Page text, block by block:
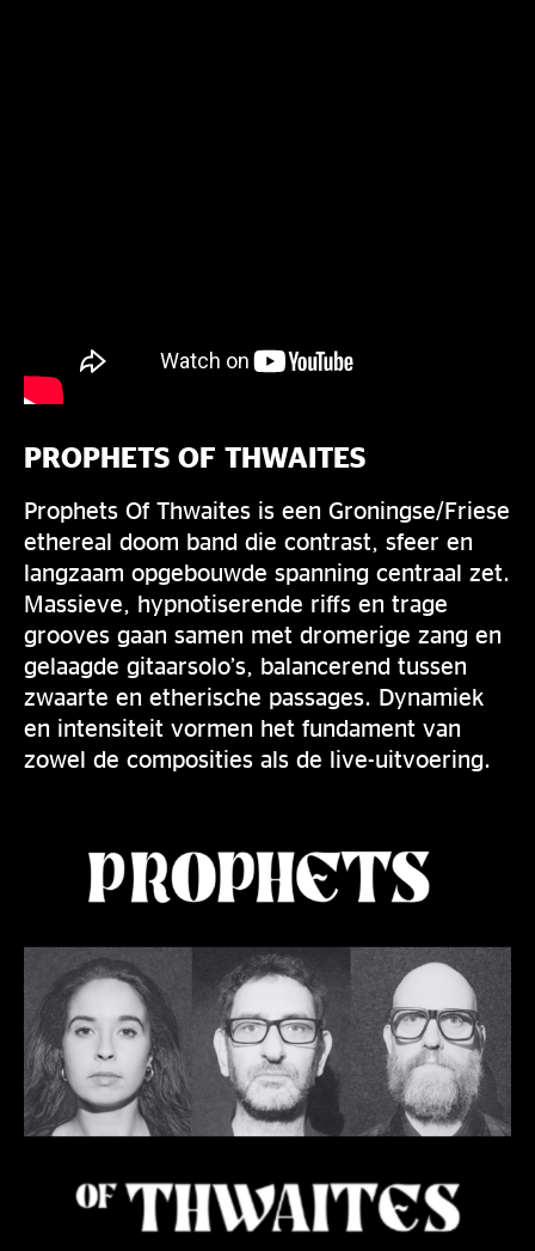
PROPHETS OF THWAITES
Prophets Of Thwaites is een Groningse/Friese
ethereal doom band die contrast, sfeer en
langzaam opgebouwde spanning centraal zet.
Massieve, hypnotiserende riffs en trage
grooves gaan samen met dromerige zang en
gelaagde gitaarsolo’s, balancerend tussen
zwaarte en etherische passages. Dynamiek
en intensiteit vormen het fundament van
zowel de composities als de live-uitvoering.